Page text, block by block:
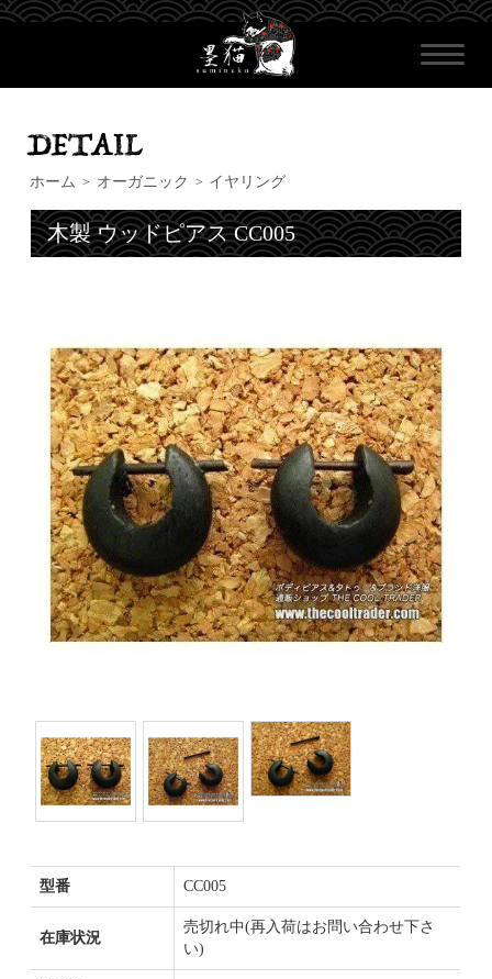
ホーム > オーガニック > イヤリング
木製 ウッドピアス CC005
型番 CC005
在庫状況
売切れ中(再入荷はお問い合わせ下さ
い)